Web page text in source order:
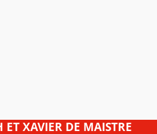
ET XAVIER DE MAISTRE